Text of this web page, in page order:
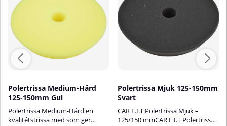
Polertrissa Medium-Hård
125-150mm Gul
Polertrissa Medium-Hård en
kvalitétstrissa med som ger
Polertrissa Mjuk 125-150mm
Svart
CAR F.I.T Polertrissa Mjuk –
125/150 mmCAR F.I.T Polertrissa